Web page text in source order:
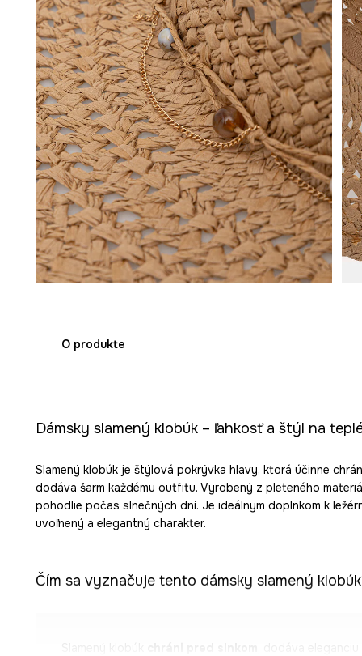
O produkte
Dámsky slamený klobúk – ľahkosť a štýl na
Slamený klobúk je štýlová pokrývka hlavy, ktorá účinne
dodáva šarm každému outfitu. Vyrobený z pleteného
pohodlie počas slnečných dní. Je ideálnym doplnkom k
uvoľnený a elegantný charakter.
Čím sa vyznačuje tento dámsky slamený